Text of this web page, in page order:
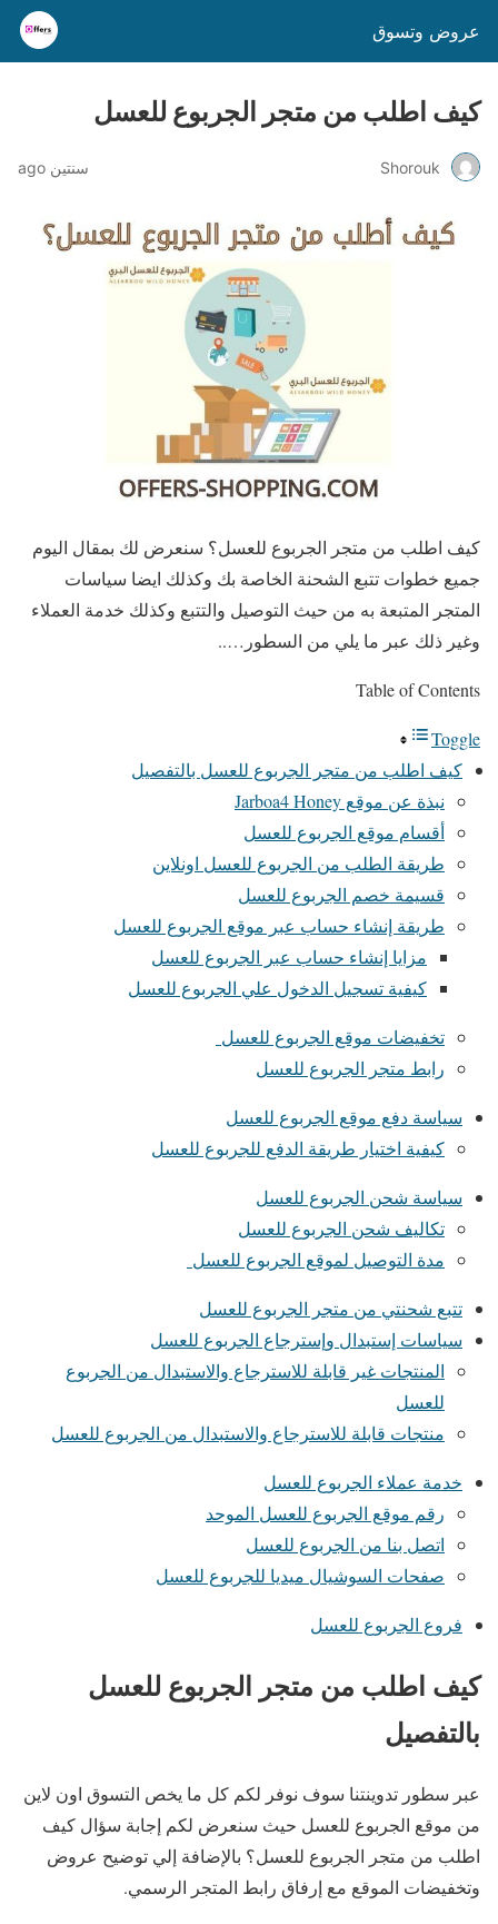
عروض وتسوق
كيف اطلب من متجر الجربوع للعسل
Shorouk سنتين ago
كيف اطلب من متجر الجربوع للعسل؟ سنعرض لك بمقال اليوم
جميع خطوات تتبع الشحنة الخاصة بك وكذلك ايضا سياسات
المتجر المتبعة به من حيث التوصيل والتتبع وكذلك خدمة العملاء
وغير ذلك عبر ما يلي من السطور…..
Table of Contents
Toggle
كيف اطلب من متجر الجربوع للعسل بالتفصيل
نبذة عن موقع Jarboa4 Honey
أقسام موقع الجربوع للعسل
طريقة الطلب من الجربوع للعسل اونلاين
قسيمة خصم الجربوع للعسل
طريقة إنشاء حساب عبر موقع الجربوع للعسل
مزايا إنشاء حساب عبر الجربوع للعسل
كيفية تسجيل الدخول علي الجربوع للعسل
تخفيضات موقع الجربوع للعسل
رابط متجر الجربوع للعسل
سياسة دفع موقع الجربوع للعسل
كيفية اختيار طريقة الدفع للجربوع للعسل
سياسة شحن الجربوع للعسل
تكاليف شحن الجربوع للعسل
مدة التوصيل لموقع الجربوع للعسل
تتبع شحنتي من متجر الجربوع للعسل
سياسات إستبدال وإسترجاع الجربوع للعسل
المنتجات غير قابلة للاسترجاع والاستبدال من الجربوع
للعسل
منتجات قابلة للاسترجاع والاستبدال من الجربوع للعسل
خدمة عملاء الجربوع للعسل
رقم موقع الجربوع للعسل الموحد
اتصل بنا من الجربوع للعسل
صفحات السوشيال ميديا للجربوع للعسل
فروع الجربوع للعسل
كيف اطلب من متجر الجربوع للعسل
بالتفصيل
عبر سطور تدوينتنا سوف نوفر لكم كل ما يخص التسوق اون لاين
من موقع الجربوع للعسل حيث سنعرض لكم إجابة سؤال كيف
اطلب من متجر الجربوع للعسل؟ بالإضافة إلي توضيح عروض
وتخفيضات الموقع مع إرفاق رابط المتجر الرسمي.